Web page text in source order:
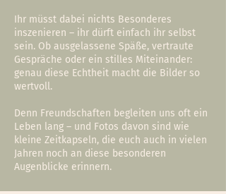
Ihr müsst dabei nichts Besonderes
inszenieren – ihr dürft einfach ihr selbst
sein. Ob ausgelassene Späße, vertraute
Gespräche oder ein stilles Miteinander:
genau diese Echtheit macht die Bilder so
wertvoll.
Denn Freundschaften begleiten uns oft ein
Leben lang – und Fotos davon sind wie
kleine Zeitkapseln, die euch auch in vielen
Jahren noch an diese besonderen
Augenblicke erinnern.